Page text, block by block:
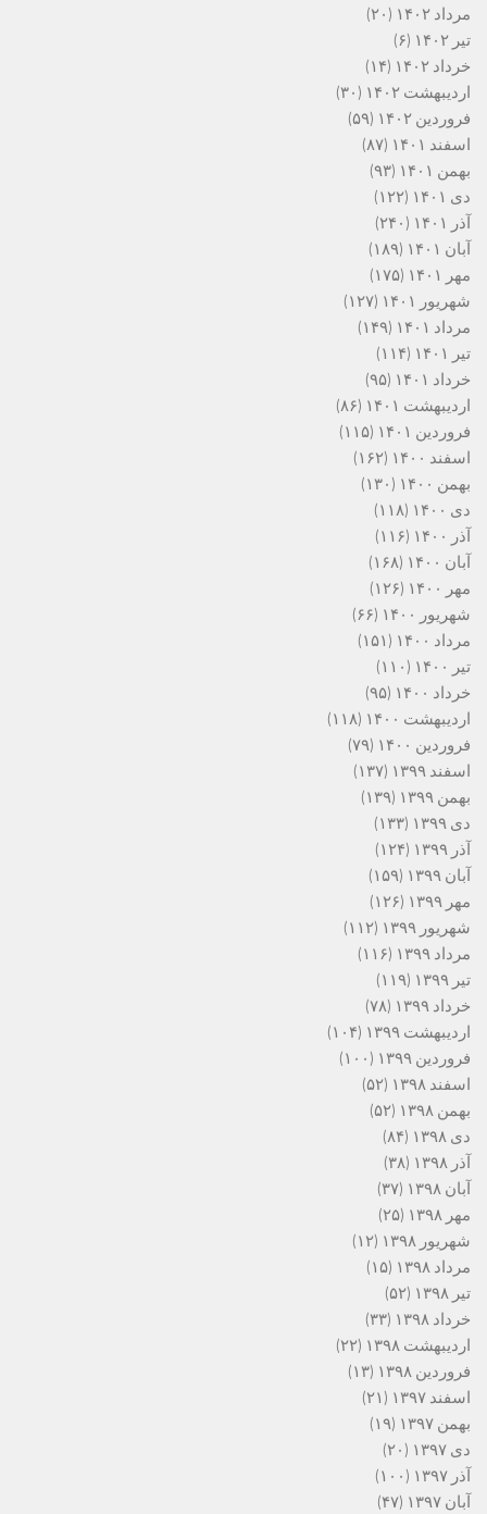
مرداد ۱۴۰۲
(۲۰)
تیر ۱۴۰۲
(۶)
خرداد ۱۴۰۲
(۱۴)
اردیبهشت ۱۴۰۲
(۳۰)
فروردین ۱۴۰۲
(۵۹)
اسفند ۱۴۰۱
(۸۷)
بهمن ۱۴۰۱
(۹۳)
دی ۱۴۰۱
(۱۲۲)
آذر ۱۴۰۱
(۲۴۰)
آبان ۱۴۰۱
(۱۸۹)
مهر ۱۴۰۱
(۱۷۵)
شهریور ۱۴۰۱
(۱۲۷)
مرداد ۱۴۰۱
(۱۴۹)
تیر ۱۴۰۱
(۱۱۴)
خرداد ۱۴۰۱
(۹۵)
اردیبهشت ۱۴۰۱
(۸۶)
فروردین ۱۴۰۱
(۱۱۵)
اسفند ۱۴۰۰
(۱۶۲)
بهمن ۱۴۰۰
(۱۳۰)
دی ۱۴۰۰
(۱۱۸)
آذر ۱۴۰۰
(۱۱۶)
آبان ۱۴۰۰
(۱۶۸)
مهر ۱۴۰۰
(۱۲۶)
شهریور ۱۴۰۰
(۶۶)
مرداد ۱۴۰۰
(۱۵۱)
تیر ۱۴۰۰
(۱۱۰)
خرداد ۱۴۰۰
(۹۵)
اردیبهشت ۱۴۰۰
(۱۱۸)
فروردین ۱۴۰۰
(۷۹)
اسفند ۱۳۹۹
(۱۳۷)
بهمن ۱۳۹۹
(۱۳۹)
دی ۱۳۹۹
(۱۳۳)
آذر ۱۳۹۹
(۱۲۴)
آبان ۱۳۹۹
(۱۵۹)
مهر ۱۳۹۹
(۱۲۶)
شهریور ۱۳۹۹
(۱۱۲)
مرداد ۱۳۹۹
(۱۱۶)
تیر ۱۳۹۹
(۱۱۹)
خرداد ۱۳۹۹
(۷۸)
اردیبهشت ۱۳۹۹
(۱۰۴)
فروردین ۱۳۹۹
(۱۰۰)
اسفند ۱۳۹۸
(۵۲)
بهمن ۱۳۹۸
(۵۲)
دی ۱۳۹۸
(۸۴)
آذر ۱۳۹۸
(۳۸)
آبان ۱۳۹۸
(۳۷)
مهر ۱۳۹۸
(۲۵)
شهریور ۱۳۹۸
(۱۲)
مرداد ۱۳۹۸
(۱۵)
تیر ۱۳۹۸
(۵۲)
خرداد ۱۳۹۸
(۳۳)
اردیبهشت ۱۳۹۸
(۲۲)
فروردین ۱۳۹۸
(۱۳)
اسفند ۱۳۹۷
(۲۱)
بهمن ۱۳۹۷
(۱۹)
دی ۱۳۹۷
(۲۰)
آذر ۱۳۹۷
(۱۰۰)
آبان ۱۳۹۷
(۴۷)